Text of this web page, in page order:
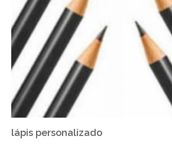
lápis personalizado